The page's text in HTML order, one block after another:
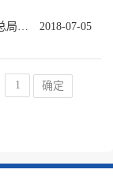
国家税务总局惠州市税务局公告2018年第1号 2018-07-05
确定